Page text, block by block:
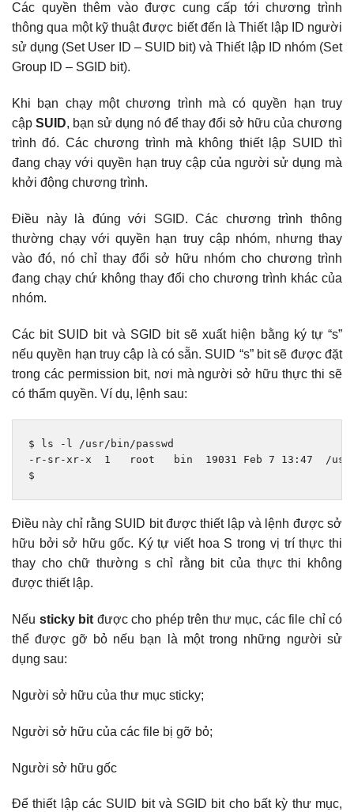
Các quyền thêm vào được cung cấp tới chương trình
thông qua một kỹ thuật được biết đến là Thiết lập ID người
sử dụng (Set User ID – SUID bit) và Thiết lập ID nhóm (Set
Group ID – SGID bit).
Khi bạn chạy một chương trình mà có quyền hạn truy
cập SUID, bạn sử dụng nó để thay đổi sở hữu của chương
trình đó. Các chương trình mà không thiết lập SUID thì
đang chạy với quyền hạn truy cập của người sử dụng mà
khởi động chương trình.
Điều này là đúng với SGID. Các chương trình thông
thường chạy với quyền hạn truy cập nhóm, nhưng thay
vào đó, nó chỉ thay đổi sở hữu nhóm cho chương trình
đang chạy chứ không thay đổi cho chương trình khác của
nhóm.
Các bit SUID bit và SGID bit sẽ xuất hiện bằng ký tự “s”
nếu quyền hạn truy cập là có sẵn. SUID “s” bit sẽ được đặt
trong các permission bit, nơi mà người sở hữu thực thi sẽ
có thẩm quyền. Ví dụ, lệnh sau:
$ ls - l /usr/ bin/
- r- sr-xr-x 1
   root   bin
19031 Feb 7 13 : 47 /usr
$
Điều này chỉ rằng SUID bit được thiết lập và lệnh được sở
hữu bởi sở hữu gốc. Ký tự viết hoa S trong vị trí thực thi
thay cho chữ thường s chỉ rằng bit của thực thi không
được thiết lập.
Nếu sticky bit được cho phép trên thư mục, các file chỉ có
thể được gỡ bỏ nếu bạn là một trong những người sử
dụng sau:
Người sở hữu của thư mục sticky;
Người sở hữu của các file bị gỡ bỏ;
Người sở hữu gốc
Để thiết lập các SUID bit và SGID bit cho bất kỳ thư mục,